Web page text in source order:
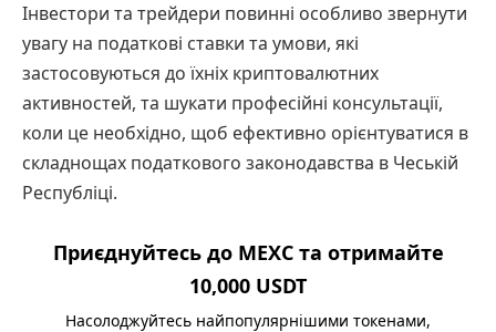
Інвестори та трейдери повинні особливо звернути
увагу на податкові ставки та умови, які
застосовуються до їхніх криптовалютних
активностей, та шукати професійні консультації,
коли це необхідно, щоб ефективно орієнтуватися в
складнощах податкового законодавства в Чеській
Республіці.
Приєднуйтесь до MEXC та отримайте
10,000 USDT
Насолоджуйтесь найпопулярнішими токенами,